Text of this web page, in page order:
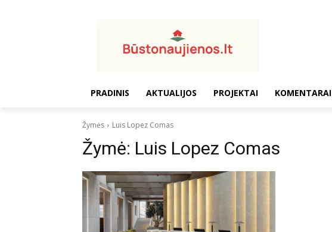
PRADINIS AKTUALIJOS PROJEKTAI KOMENTARAI
Žymės Luis Lopez Comas
Žymė: Luis Lopez Comas